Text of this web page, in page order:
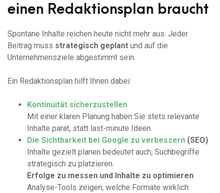
einen Redaktionsplan braucht
Spontane Inhalte reichen heute nicht mehr aus. Jeder
Beitrag muss strategisch geplant und auf die
Unternehmensziele abgestimmt sein.
Ein Redaktionsplan hilft Ihnen dabei:
Kontinuität sicherzustellen
Mit einer klaren Planung haben Sie stets relevante
Inhalte parat, statt last-minute Ideen.
Die Sichtbarkeit bei Google zu verbessern (SEO)
Inhalte gezielt planen bedeutet auch, Suchbegriffe
strategisch zu platzieren.
Erfolge zu messen und Inhalte zu optimieren
Analyse-Tools zeigen, welche Formate wirklich